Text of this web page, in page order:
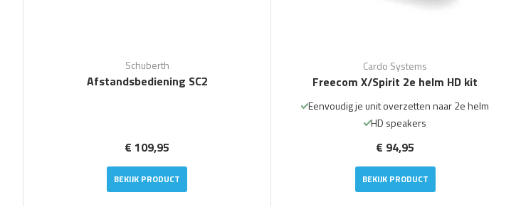
Schuberth
Afstandsbediening SC2
€ 109,95
BEKIJK PRODUCT
Cardo Systems
Freecom X/Spirit 2e helm HD kit
Eenvoudig je unit overzetten naar 2e helm
HD speakers
€ 94,95
BEKIJK PRODUCT